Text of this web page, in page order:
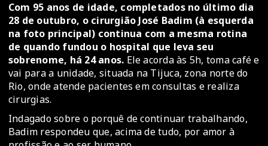
Com 95 anos de idade, completados no último dia
28 de outubro, o cirurgião José Badim (à esquerda
na foto principal) continua com a mesma rotina
de quando fundou o hospital que leva seu
sobrenome, há 24 anos. Ele acorda às 5h, toma café e
vai para a unidade, situada na Tijuca, zona norte do
Rio, onde atende pacientes em consultas e realiza
cirurgias.
Indagado sobre o porquê de continuar trabalhando,
Badim respondeu que, acima de tudo, por amor à